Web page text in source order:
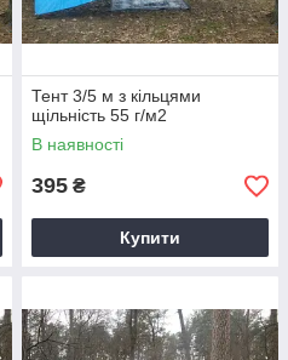
Тент 3/5 м з кільцями
щільність 55 г/м2
В наявності
395 ₴
Купити